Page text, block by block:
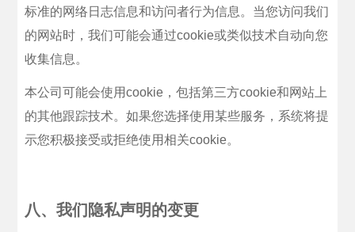
标准的网络日志信息和访问者行为信息。当您访问我们
的网站时，我们可能会通过cookie或类似技术自动向您
收集信息。
本公司可能会使用cookie，包括第三方cookie和网站上
的其他跟踪技术。如果您选择使用某些服务，系统将提
示您积极接受或拒绝使用相关cookie。
八、我们隐私声明的变更